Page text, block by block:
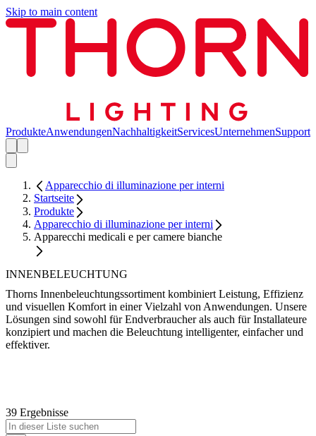
Skip to main content
ProdukteAnwendungenNachhaltigkeitServicesUnternehmenSupport
Apparecchio di illuminazione per interni
Startseite
Produkte
Apparecchio di illuminazione per interni
Apparecchi medicali e per camere bianche
INNENBELEUCHTUNG
Thorns Innenbeleuchtungssortiment kombiniert Leistung, Effizienz
und visuellen Komfort in einer Vielzahl von Anwendungen. Unsere
Lösungen sind sowohl für Endverbraucher als auch für Installateure
konzipiert und machen die Beleuchtung intelligenter, einfacher und
effektiver.
39 Ergebnisse